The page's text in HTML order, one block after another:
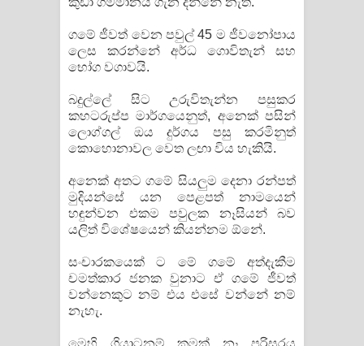
ගමේ ජීවත් වෙන පවුල් 45 ම ජීවනෝපාය
ලෙස කරන්නේ අර්ධ ගොවිතැන් සහ
භෝග වගාවයි.
බදුල්ලේ සිට උරුවිතැන්න පසුකර
කහටරුප්ප මාර්ගයෙනුත්, අනෙක් පසින්
ලොග්ගල් ඔය දුර්ගය පසු කරමිනුත්
කොහොනාවල වෙත ලඟා විය හැකියි.
අනෙක් අතට ගමේ සියලුම දෙනා රන්පත්
මුදියන්සේ යන පෙළපත් නාමයෙන්
හඳුන්වන එකම පවුලක නෑසියන් බව
යලිත් විශේෂයෙන් කියන්නම ඕනේ.
සංචාරකයෙක් ට මේ ගමේ අත්දැකීම
චමත්කාර ජනක වුනාට ඒ ගමේ ජීවත්
වන්නෙකුට නම් එය එසේ වන්නේ නම්
නැහැ.
මෙහි ගියාටනම් කමක් නෑ පරිසරය